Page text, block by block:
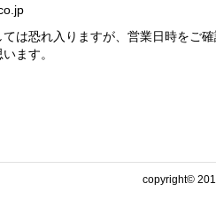
は恐れ入りますが、営業日時をご
ます。
copyright©